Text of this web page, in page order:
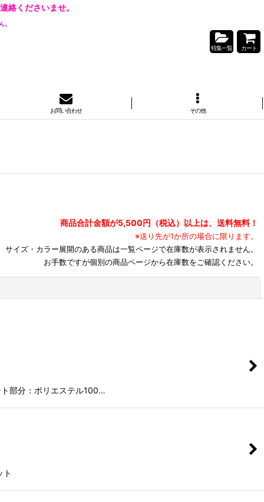
絡くださいませ。
。
特集一覧 カート
お問い合わせ その他
商品合計金額が5,500円（税込）以上は、送料無料！
※送り先が1か所の場合に限ります。
サイズ・カラー展開のある商品は一覧ページで在庫数が表示されません。
お手数ですが個別の商品ページから在庫数をご確認ください。
部分：ポリエステル100…